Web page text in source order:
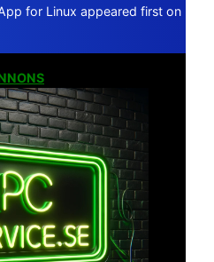
for Linux appeared first on